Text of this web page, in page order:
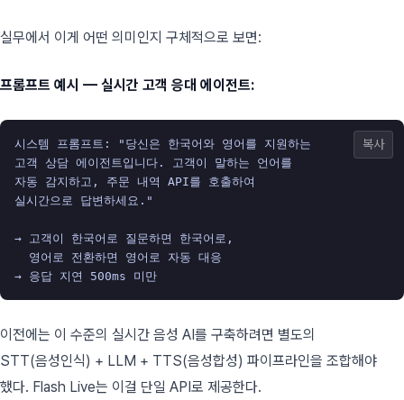
실무에서 이게 어떤 의미인지 구체적으로 보면:
프롬프트 예시 — 실시간 고객 응대 에이전트:
시스템 프롬프트: "당신은 한국어와 영어를 지원하는
고객 상담 에이전트입니다. 고객이 말하는 언어를
자동 감지하고, 주문 내역 API를 호출하여
실시간으로 답변하세요."
→ 고객이 한국어로 질문하면 한국어로,
  영어로 전환하면 영어로 자동 대응
복사
이전에는 이 수준의 실시간 음성 AI를 구축하려면 별도의
STT(음성인식) + LLM + TTS(음성합성) 파이프라인을 조합해야
했다. Flash Live는 이걸 단일 API로 제공한다.